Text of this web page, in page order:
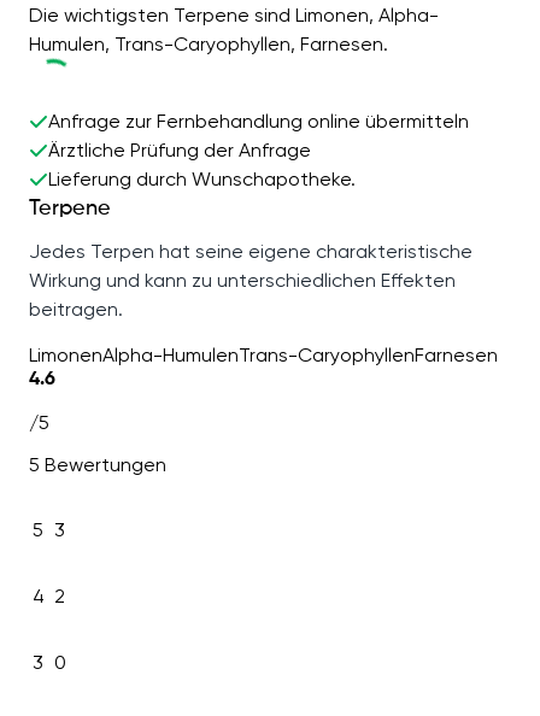
Die wichtigsten Terpene sind Limonen, Alpha-
Humulen, Trans-Caryophyllen, Farnesen.
Anfrage zur Fernbehandlung online übermitteln
Ärztliche Prüfung der Anfrage
Lieferung durch Wunschapotheke.
Terpene
Jedes Terpen hat seine eigene charakteristische
Wirkung und kann zu unterschiedlichen Effekten
beitragen.
LimonenAlpha-HumulenTrans-CaryophyllenFarnesen
4.6
/5
5 Bewertungen
5 3
4 2
3 0